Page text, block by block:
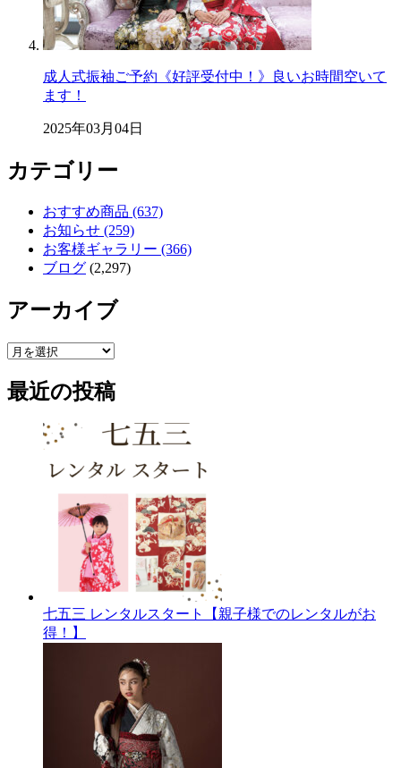
成人式振袖ご予約《好評受付中！》良いお時間空いて
ます！
2025年03月04日
カテゴリー
おすすめ商品 (637)
お知らせ (259)
お客様ギャラリー (366)
ブログ (2,297)
アーカイブ
ア
カ
イ
最近の投稿
七五三 レンタルスタート【親子様でのレンタルがお
得！】